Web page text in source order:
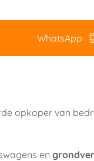
WhatsApp
opkoper van
en